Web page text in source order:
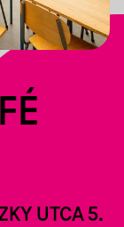
UTCA 5.